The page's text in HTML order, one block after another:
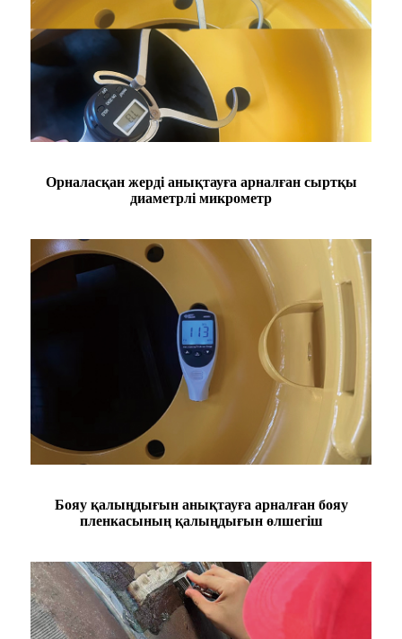
Орналасқан жерді анықтауға арналған сыртқы
диаметрлі микрометр
Бояу қалыңдығын анықтауға арналған бояу
пленкасының қалыңдығын өлшегіш